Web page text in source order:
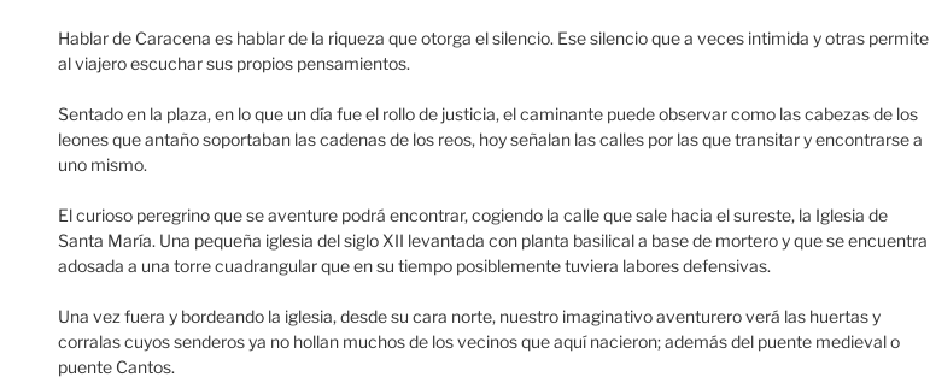
Hablar de Caracena es hablar de la riqueza que otorga el silencio. Ese silencio que a veces intimida y otras permite
al viajero escuchar sus propios pensamientos.
Sentado en la plaza, en lo que un día fue el rollo de justicia, el caminante puede observar como las cabezas de los
leones que antaño soportaban las cadenas de los reos, hoy señalan las calles por las que transitar y encontrarse a
uno mismo.
El curioso peregrino que se aventure podrá encontrar, cogiendo la calle que sale hacia el sureste, la Iglesia de
Santa María. Una pequeña iglesia del siglo XII levantada con planta basilical a base de mortero y que se encuentra
adosada a una torre cuadrangular que en su tiempo posiblemente tuviera labores defensivas.
Una vez fuera y bordeando la iglesia, desde su cara norte, nuestro imaginativo aventurero verá las huertas y
corralas cuyos senderos ya no hollan muchos de los vecinos que aquí nacieron; además del puente medieval o
puente Cantos.